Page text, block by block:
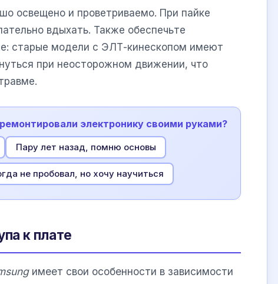
освещено и проветриваемо. При пайке
вдыхать. Также обеспечьте
старые модели с ЭЛТ-кинескопом имеют
при неосторожном движении, что
электронику своими руками?
Пару лет назад, помню основы
не пробовал, но хочу научиться
к плате
имеет свои особенности в зависимости